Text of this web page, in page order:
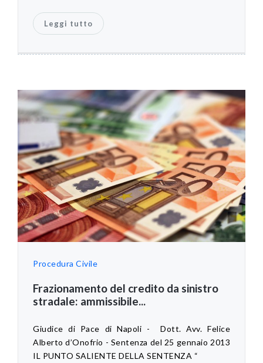
Leggi tutto
Procedura Civile
Frazionamento del credito da sinistro
stradale: ammissibile...
Giudice di Pace di Napoli - Dott. Avv. Felice
Alberto d’Onofrio - Sentenza del 25 gennaio 2013
IL PUNTO SALIENTE DELLA SENTENZA “